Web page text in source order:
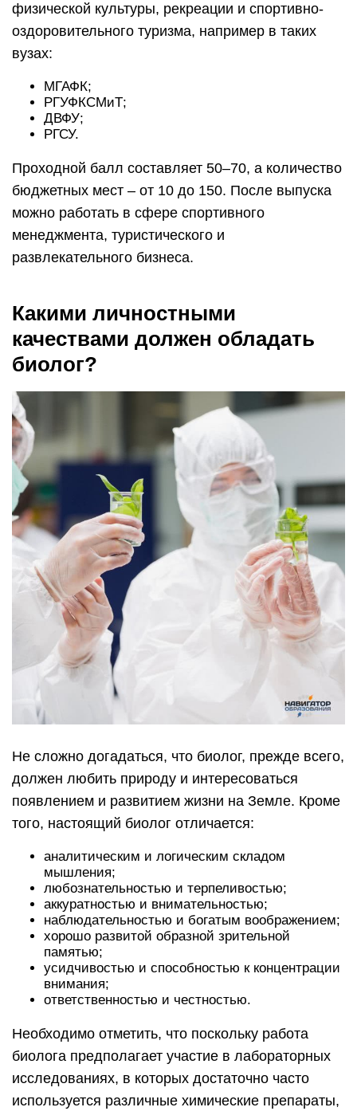
физической культуры, рекреации и спортивно-
оздоровительного туризма, например в таких
вузах:
МГАФК;
РГУФКСМиТ;
ДВФУ;
РГСУ.
Проходной балл составляет 50–70, а количество
бюджетных мест – от 10 до 150. После выпуска
можно работать в сфере спортивного
менеджмента, туристического и
развлекательного бизнеса.
Какими личностными
качествами должен обладать
биолог?
Не сложно догадаться, что биолог, прежде всего,
должен любить природу и интересоваться
появлением и развитием жизни на Земле. Кроме
того, настоящий биолог отличается:
аналитическим и логическим складом
мышления;
любознательностью и терпеливостью;
аккуратностью и внимательностью;
наблюдательностью и богатым воображением;
хорошо развитой образной зрительной
памятью;
усидчивостью и способностью к концентрации
внимания;
ответственностью и честностью.
Необходимо отметить, что поскольку работа
биолога предполагает участие в лабораторных
исследованиях, в которых достаточно часто
используется различные химические препараты,